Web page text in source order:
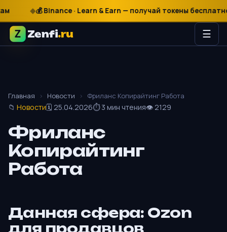
₽
$
€💰 Binance · Learn & Earn — получай токены бесплатно
Zenfi.ru ☰
Главная › Новости › Фриланс Копирайтинг Работа
📁 Новости🗓 25.04.2026⏱ 3 мин чтения👁 2129
Фриланс
Копирайтинг
Работа
Данная сфера: Ozon